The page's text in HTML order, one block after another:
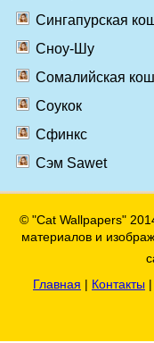
Сингапурская
Сноу-Шу
Сомалийская
Соукок
Сфинкс
Сэм Sawet
© "Cat Wallpapers"
материалов и
Главная | Контакты |